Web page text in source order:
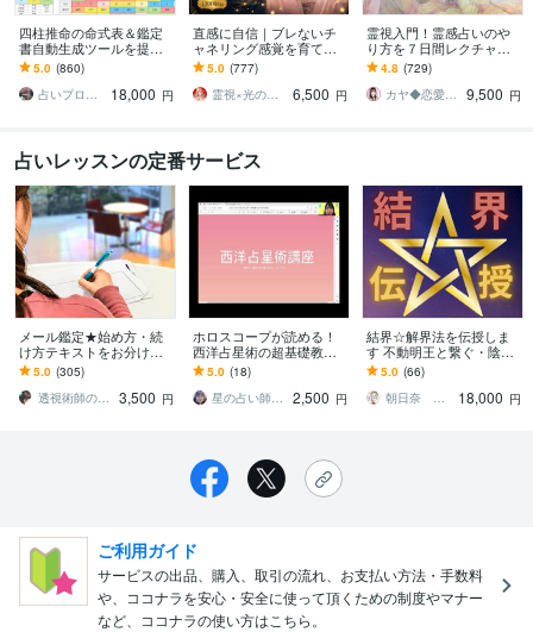
四柱推命の命式表＆鑑定
書自動生成ツールを提供
します 複数の流派に対応
し、大三合会局、天剋地
冲等も自動表示します
5.0 (860)
占いプログラマDeguchi
18,000 円
直感に自信｜ブレないチ
ャネリング感覚を育てま
す ✨“誰かに確認する”を卒
業しませんか？
5.0 (777)
霊視×光の柱 カルマ先生
6,500 円
霊視入門！霊感占いのや
り方を７日間レクチャー
します 初心者OK♡副業占
い師への道を開くサポー
トをします
4.8 (729)
カヤ◆恋愛占いカウンセラー
9,500 円
占いレッスンの定番サービス
メール鑑定★始め方・続
け方テキストをお分けし
ます 【特価】メール鑑定
を始めたい方へオススメ
です！
5.0 (305)
透視術師のアリナ
3,500 円
ホロスコープが読める！
西洋占星術の超基礎教え
ます 【特典付き】他サイ
トでも人気NO1！あなた
も星占いができる！
5.0 (18)
星の占い師ニーナ
2,500 円
結界☆解界法を伝授しま
す 不動明王と繋ぐ・陰陽
術・護身法☆
5.0 (66)
朝日奈 鈴（あさひな りん）
18,000 円
ご利用ガイド
サービスの出品、購入、取引の流れ、お支払い方法・手数料
や、ココナラを安心・安全に使って頂くための制度やマナー
など、ココナラの使い方はこちら。